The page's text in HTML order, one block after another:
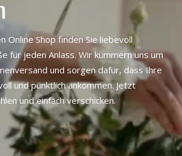
Online Shop finden Sie liebevoll
für jeden Anlass. Wir kümmern uns um
und sorgen dafür, dass Ihre
und pünktlich ankommen. Jetzt
und einfach verschicken.